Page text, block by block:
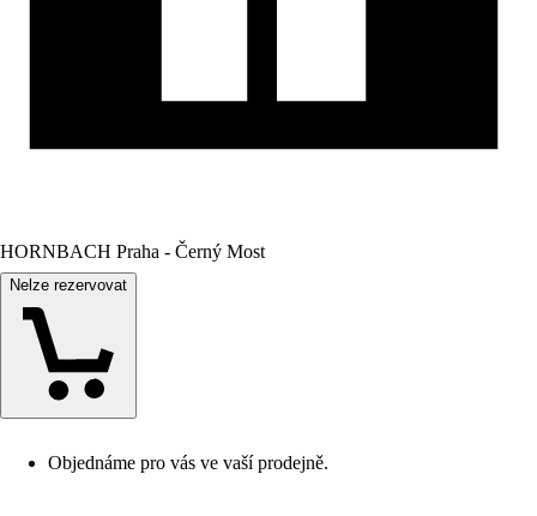
HORNBACH Praha - Černý Most
Nelze rezervovat
Objednáme pro vás ve vaší prodejně.